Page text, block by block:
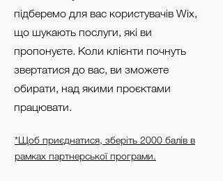
підберемо для вас користувачів Wix,
що шукають послуги, які ви
пропонуєте. Коли клієнти почнуть
звертатися до вас, ви зможете
обирати, над якими проєктами
працювати.
*Щоб приєднатися, зберіть 2000 балів в
рамках партнерської програми.